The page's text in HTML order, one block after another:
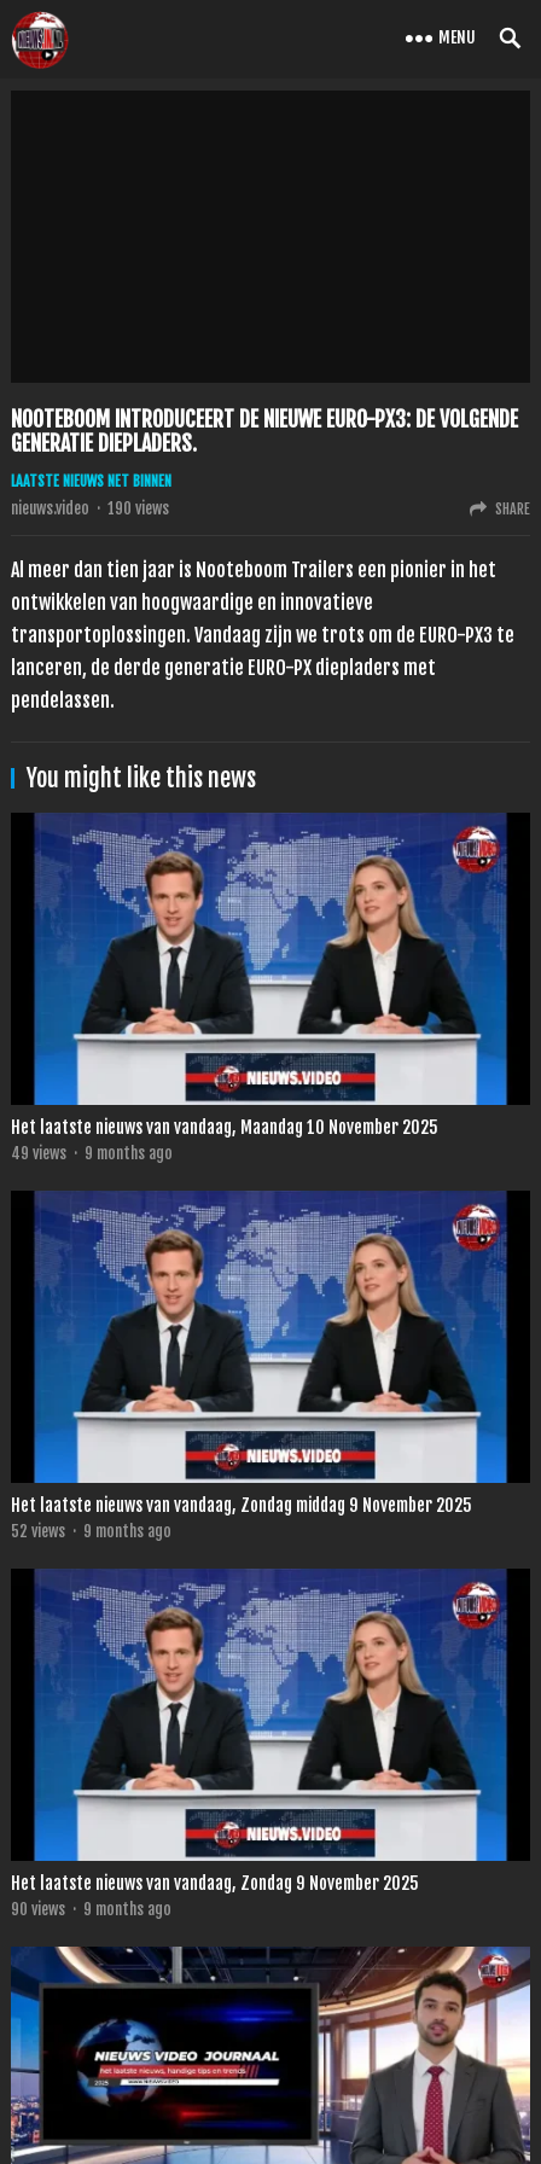
MENU
NOOTEBOOM INTRODUCEERT DE NIEUWE EURO-PX3: DE VOLGENDE
GENERATIE DIEPLADERS.
LAATSTE NIEUWS NET BINNEN
nieuws.video · 190 views SHARE
Al meer dan tien jaar is Nooteboom Trailers een pionier in het
ontwikkelen van hoogwaardige en innovatieve
transportoplossingen. Vandaag zijn we trots om de EURO-PX3 te
lanceren, de derde generatie EURO-PX diepladers met
pendelassen.
You might like this news
Het laatste nieuws van vandaag, Maandag 10 November 2025
49 views · 9 months ago
Het laatste nieuws van vandaag, Zondag middag 9 November 2025
52 views · 9 months ago
Het laatste nieuws van vandaag, Zondag 9 November 2025
90 views · 9 months ago